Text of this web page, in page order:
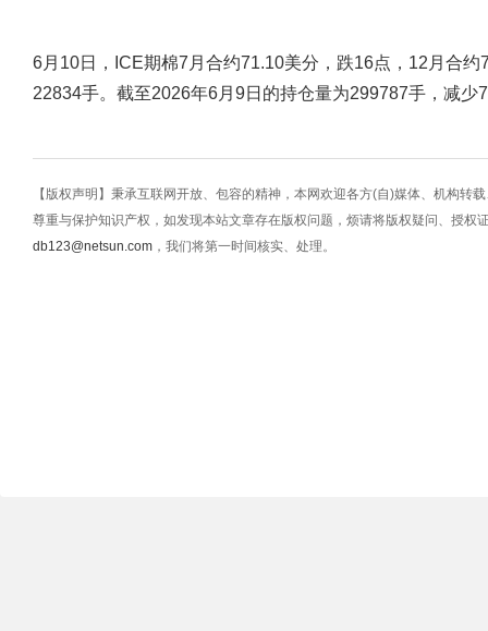
6月10日，ICE期棉7月合约71.10美分，跌16点，12月合
22834手。截至2026年6月9日的持仓量为299787手，减少
【版权声明】秉承互联网开放、包容的精神，本网欢迎各方(自)媒体、机构转
尊重与保护知识产权，如发现本站文章存在版权问题，烦请将版权疑问、授权
db123@netsun.com ，我们将第一时间核实、处理。